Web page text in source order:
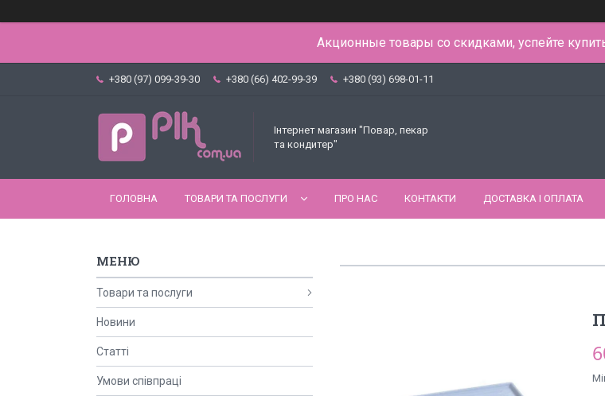
Акционные товары со скидками, успейте
+380 (97) 099-39-30 +380 (66) 402-99-39 +380 (93) 698-01-11
Інтернет магазин "Повар, пекар
та кондитер"
ГОЛОВНА ТОВАРИ ТА ПОСЛУГИ ПРО НАС КОНТАКТИ ДОСТАВКА І ОПЛАТА
Товари та послуги
Новини
Статті
Умови співпраці